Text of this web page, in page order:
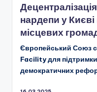
нардепи у
місцевих
Європейський Союз
Facility для
демократичних